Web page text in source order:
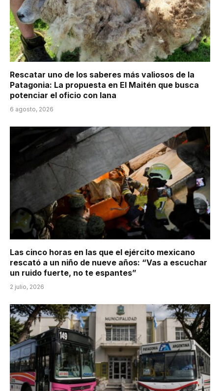
Rescatar uno de los saberes más valiosos de la
Patagonia: La propuesta en El Maitén que busca
potenciar el oficio con lana
6 agosto, 2026
Las cinco horas en las que el ejército mexicano
rescató a un niño de nueve años: “Vas a escuchar
un ruido fuerte, no te espantes”
2 julio, 2026